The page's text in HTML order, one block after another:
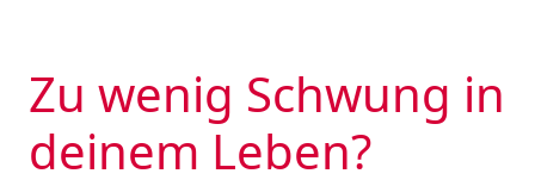
Zu wenig Schwung in
deinem Leben?